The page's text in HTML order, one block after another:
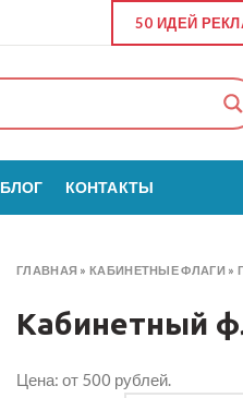
50 ИДЕЙ
БЛОГ КОНТАКТЫ
ГЛАВНАЯ »КАБИНЕТНЫЕ ФЛАГИ »
Кабинетный
Цена: от 500 рублей.